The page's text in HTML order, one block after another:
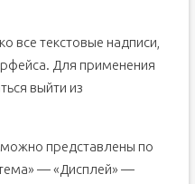
все текстовые надписи,
Для применения
выйти из
представлены по
— «Дисплей» —